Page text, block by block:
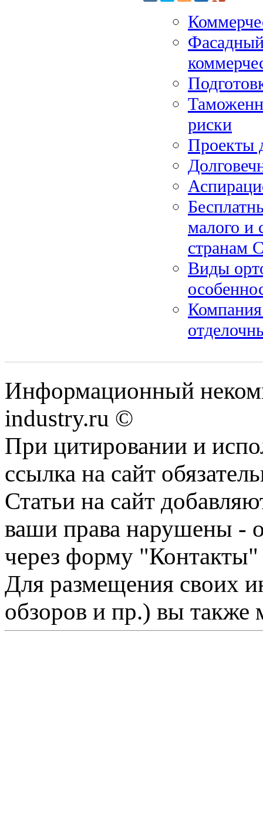
риски
Проекты
малого и
странам
Виды
Информационный
industry.ru ©
При цитировании и
ссылка на сайт
Статьи на сайт
ваши права нарушены -
через форму "Контакты"
Для размещения своих
обзоров и пр.) вы также